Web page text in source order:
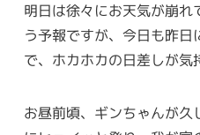
明日は徐々にお天気が崩
う予報ですが、今日も昨
で、ホカホカの日差しが気
お昼前頃、ギンちゃんが